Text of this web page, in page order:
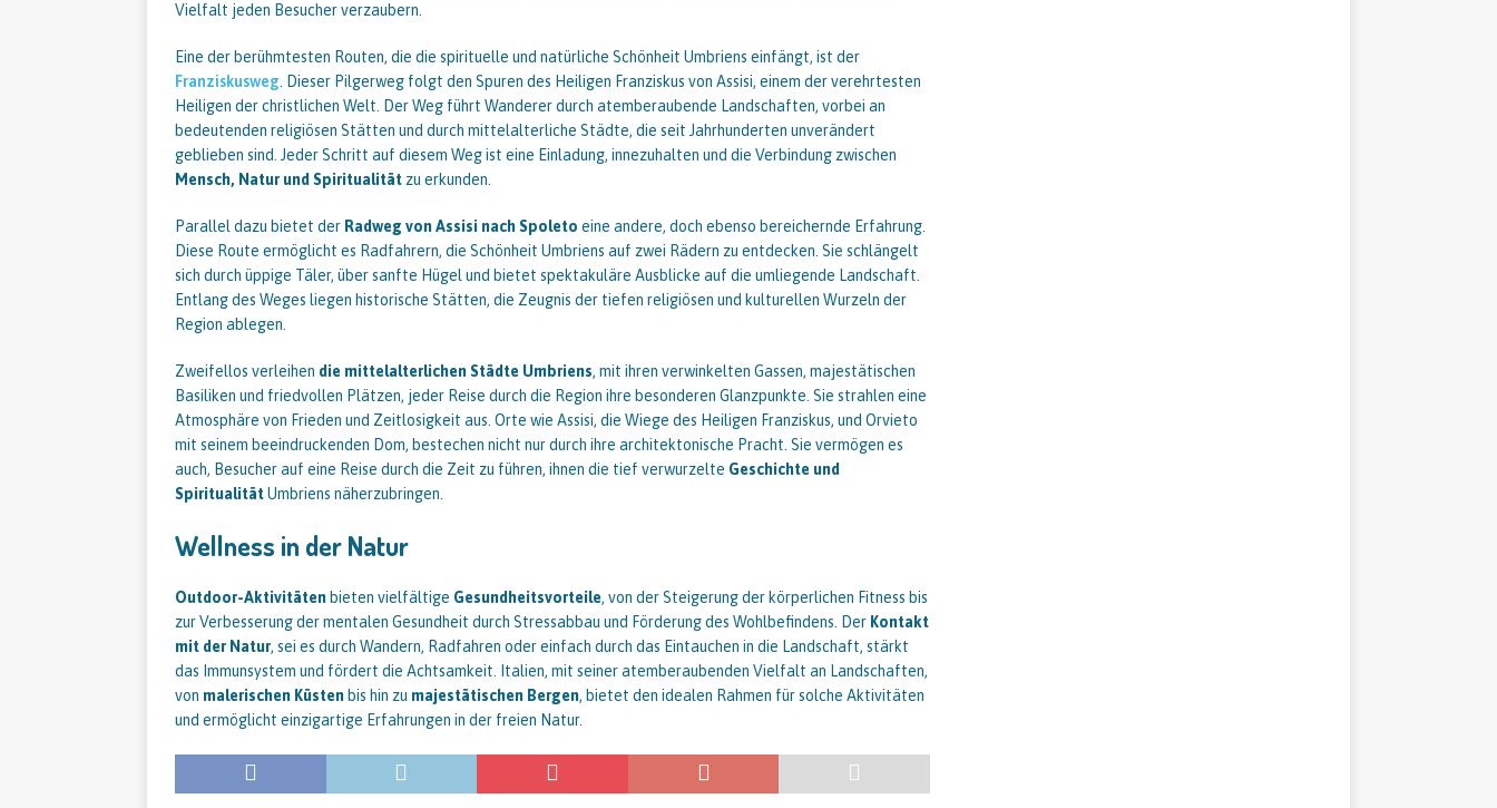
Vielfalt jeden Besucher verzaubern.
Eine der berühmtesten Routen, die die spirituelle und natürliche Schönheit Umbriens einfängt, ist der
Franziskusweg . Dieser Pilgerweg folgt den Spuren des Heiligen Franziskus von Assisi, einem der verehrtesten
Heiligen der christlichen Welt. Der Weg führt Wanderer durch atemberaubende Landschaften, vorbei an
bedeutenden religiösen Stätten und durch mittelalterliche Städte, die seit Jahrhunderten unverändert
geblieben sind. Jeder Schritt auf diesem Weg ist eine Einladung, innezuhalten und die Verbindung zwischen
Mensch, Natur und Spiritualität zu erkunden.
Parallel dazu bietet der Radweg von Assisi nach Spoleto eine andere, doch ebenso bereichernde Erfahrung.
Diese Route ermöglicht es Radfahrern, die Schönheit Umbriens auf zwei Rädern zu entdecken. Sie schlängelt
sich durch üppige Täler, über sanfte Hügel und bietet spektakuläre Ausblicke auf die umliegende Landschaft.
Entlang des Weges liegen historische Stätten, die Zeugnis der tiefen religiösen und kulturellen Wurzeln der
Region ablegen.
Zweifellos verleihen die mittelalterlichen Städte Umbriens, mit ihren verwinkelten Gassen, majestätischen
Basiliken und friedvollen Plätzen, jeder Reise durch die Region ihre besonderen Glanzpunkte. Sie strahlen eine
Atmosphäre von Frieden und Zeitlosigkeit aus. Orte wie Assisi, die Wiege des Heiligen Franziskus, und Orvieto
mit seinem beeindruckenden Dom, bestechen nicht nur durch ihre architektonische Pracht. Sie vermögen es
auch, Besucher auf eine Reise durch die Zeit zu führen, ihnen die tief verwurzelte Geschichte und
SpiritualitätUmbriens näherzubringen.
Wellness in der Natur
Outdoor-Aktivitäten bieten vielfältige Gesundheitsvorteile, von der Steigerung der körperlichen Fitness bis
zur Verbesserung der mentalen Gesundheit durch Stressabbau und Förderung des Wohlbefindens. Der Kontakt
mit der Natur, sei es durch Wandern, Radfahren oder einfach durch das Eintauchen in die Landschaft, stärkt
das Immunsystem und fördert die Achtsamkeit. Italien, mit seiner atemberaubenden Vielfalt an Landschaften,
von malerischen Küsten bis hin zu majestätischen Bergen, bietet den idealen Rahmen für solche Aktivitäten
und ermöglicht einzigartige Erfahrungen in der freien Natur.